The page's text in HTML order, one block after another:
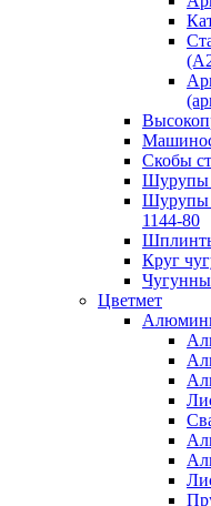
Скобы
Шурупы
Шурупы
1144-80
Круг
Цветмет